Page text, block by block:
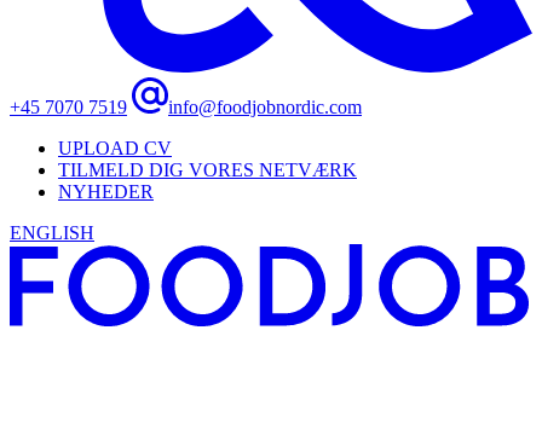
+45 7070 7519
info@foodjobnordic.com
UPLOAD CV
TILMELD DIG VORES NETVÆRK
NYHEDER
ENGLISH